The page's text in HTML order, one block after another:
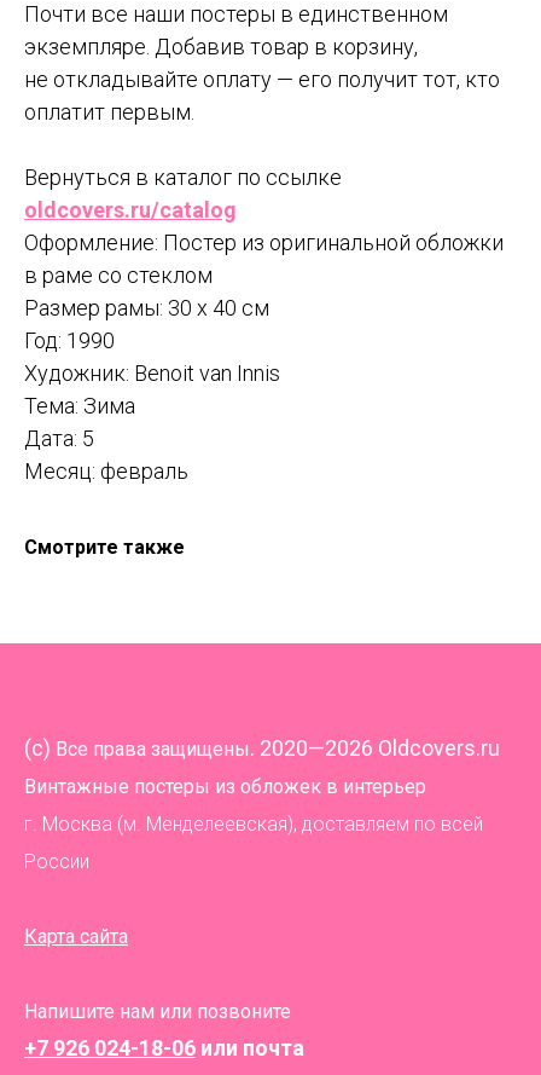
Почти все наши постеры в единственном
экземпляре. Добавив товар в корзину,
не откладывайте оплату — его получит тот, кто
оплатит первым.
Вернуться в каталог по ссылке
oldcovers.ru/catalog
Оформление: Постер из оригинальной обложки
в раме со стеклом
Размер рамы: 30 x 40 см
Год: 1990
Художник: Benoit van Innis
Тема: Зима
Дата: 5
Месяц: февраль
Смотрите также
(c) Все права защищены. 2020—2026 Oldcovers.ru
Винтажные постеры из обложек в интерьер
г. Москва (м. Менделеевская), доставляем по всей
России
Карта сайта
Напишите нам или позвоните
+7 926 024-18-06 или почта